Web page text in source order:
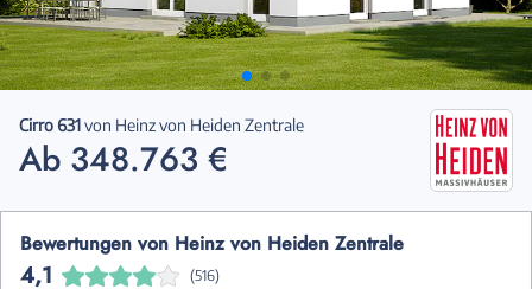
Cirro 631von Heinz von Heiden Zentrale
Ab 348.763 €
Bewertungen von Heinz von Heiden Zentrale
4,1 (516)